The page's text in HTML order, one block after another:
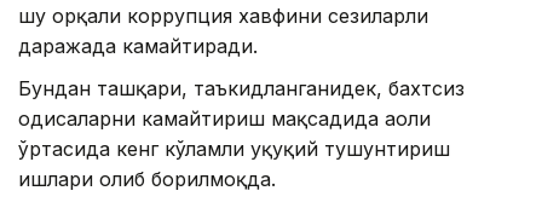
шу орқали коррупция хавфини сезиларли
даражада камайтиради.
Бундан ташқари, таъкидланганидек, бахтсиз
ҳодисаларни камайтириш мақсадида аҳоли
ўртасида кенг кўламли ҳуқуқий тушунтириш
ишлари олиб борилмоқда.